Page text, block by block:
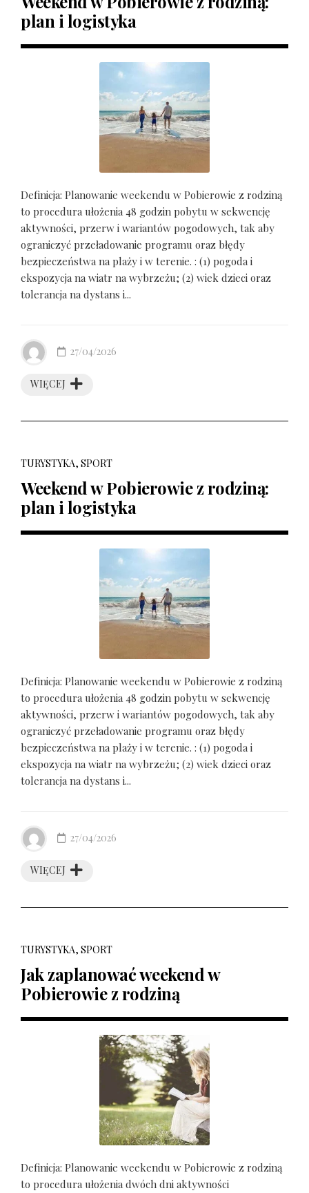
plan i logistyka
Definicja: Planowanie weekendu w Pobierowie z rodziną
to procedura ułożenia 48 godzin pobytu w sekwencję
aktywności, przerw i wariantów pogodowych, tak aby
ograniczyć przeładowanie programu oraz błędy
bezpieczeństwa na plaży i w terenie. : (1) pogoda i
ekspozycja na wiatr na wybrzeżu; (2) wiek dzieci oraz
tolerancja na dystans i...
WIĘCEJ
27/04/2026
TURYSTYKA, SPORT
Weekend w Pobierowie z rodziną:
plan i logistyka
Definicja: Planowanie weekendu w Pobierowie z rodziną
to procedura ułożenia 48 godzin pobytu w sekwencję
aktywności, przerw i wariantów pogodowych, tak aby
ograniczyć przeładowanie programu oraz błędy
bezpieczeństwa na plaży i w terenie. : (1) pogoda i
ekspozycja na wiatr na wybrzeżu; (2) wiek dzieci oraz
tolerancja na dystans i...
WIĘCEJ
27/04/2026
TURYSTYKA, SPORT
Jak zaplanować weekend w
Pobierowie z rodziną
Definicja: Planowanie weekendu w Pobierowie z rodziną
to procedura ułożenia dwóch dni aktywności